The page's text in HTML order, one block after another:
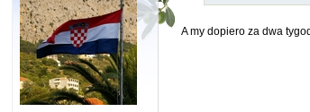
A my dopiero za dwa